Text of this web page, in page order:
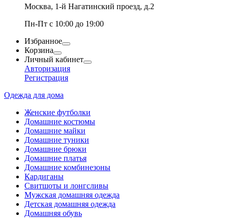
Москва, 1-й Нагатинский проезд, д.2
Пн-Пт с 10:00 до 19:00
Избранное
Корзина
Личный кабинет
Авторизация
Регистрация
Одежда для дома
Женские футболки
Домашние костюмы
Домашние майки
Домашние туники
Домашние брюки
Домашние платья
Домашние комбинезоны
Кардиганы
Свитшоты и лонгсливы
Мужская домашняя одежда
Детская домашняя одежда
Домашняя обувь